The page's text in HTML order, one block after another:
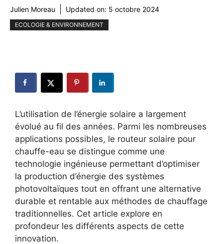
Julien Moreau Updated on: 5 octobre 2024
ECOLOGIE & ENVIRONNEMENT
L’utilisation de l’énergie solaire a largement
évolué au fil des années. Parmi les nombreuses
applications possibles, le routeur solaire pour
chauffe-eau se distingue comme une
technologie ingénieuse permettant d’optimiser
la production d’énergie des systèmes
photovoltaïques tout en offrant une alternative
durable et rentable aux méthodes de chauffage
traditionnelles. Cet article explore en
profondeur les différents aspects de cette
innovation.